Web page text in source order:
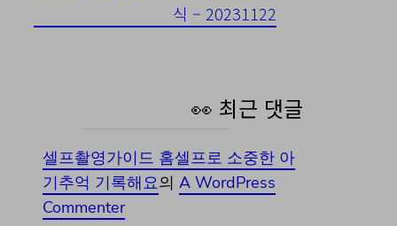
식 – 20231122
👀 최근 댓글
셀프촬영가이드 홈셀프로 소중한 아
기추억 기록해요의 A WordPress
Commenter